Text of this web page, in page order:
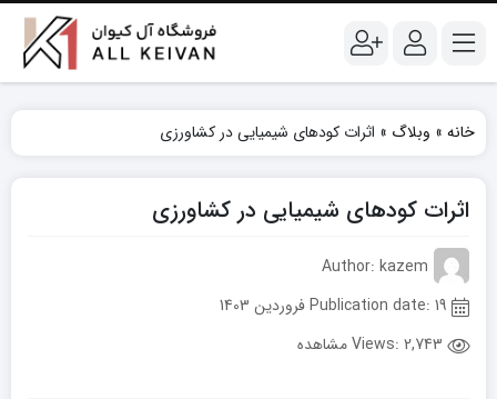
خانه » وبلاگ » اثرات کودهای شیمیایی در کشاورزی
اثرات کودهای شیمیایی در کشاورزی
Author: kazem
2,743 مشاهده